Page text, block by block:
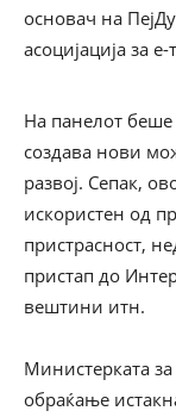
основач на
асоцијација за
На панелот беше
создава нови
развој. Сепак,
искористен од
пристрасност,
пристап до
вештини итн.
Министерката
обраќање